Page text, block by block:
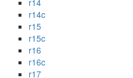
r14
r14c
r15
r15c
r16
r16c
r17